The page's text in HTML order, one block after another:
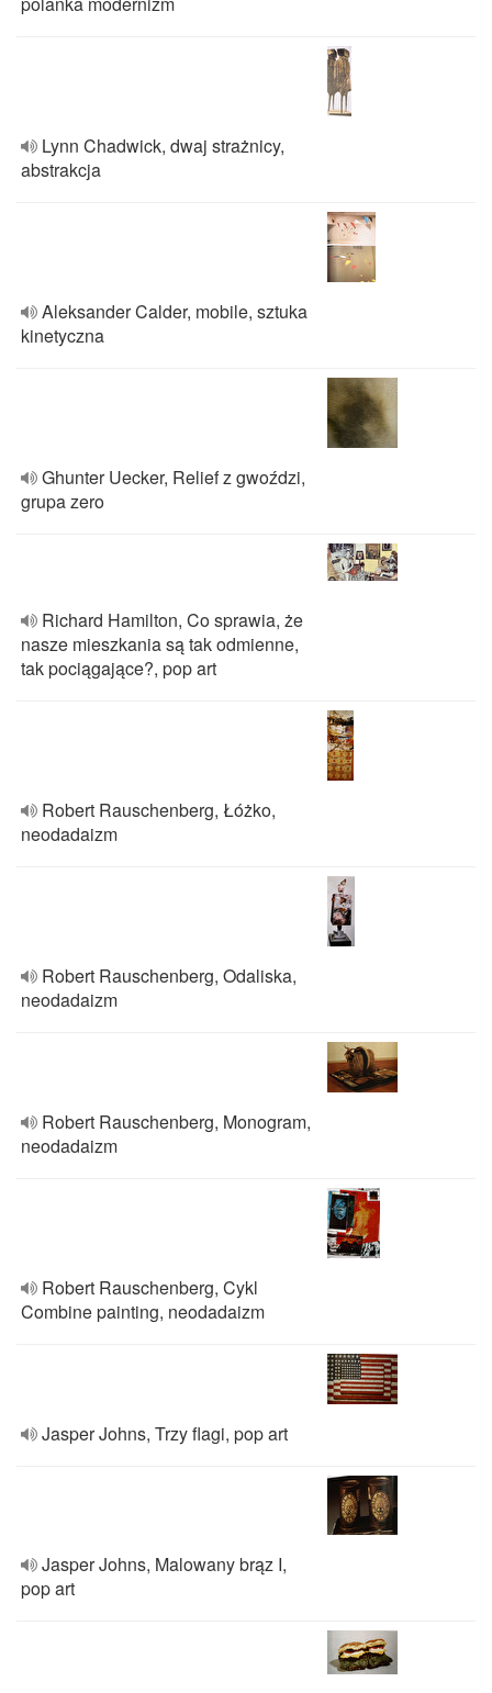
Lynn Chadwick, dwaj strażnicy,
abstrakcja
Aleksander Calder, mobile, sztuka
kinetyczna
Ghunter Uecker, Relief z gwoździ,
grupa zero
Richard Hamilton, Co sprawia, że
nasze mieszkania są tak odmienne,
tak pociągające?, pop art
Robert Rauschenberg, Łóżko,
neodadaizm
Robert Rauschenberg, Odaliska,
neodadaizm
Robert Rauschenberg, Monogram,
neodadaizm
Robert Rauschenberg, Cykl
Combine painting, neodadaizm
Jasper Johns, Trzy flagi, pop art
Jasper Johns, Malowany brąz I,
pop art